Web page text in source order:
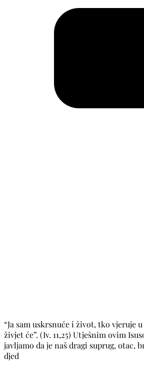
“Ja sam uskrsnuće i život, tko vjeruje
živjet će”. (Iv. 11,25) Utješnim ovim
javljamo da je naš dragi suprug, otac,
djed